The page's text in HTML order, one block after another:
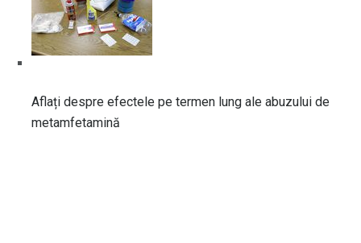
Aflați despre efectele pe termen lung ale abuzului de
metamfetamină